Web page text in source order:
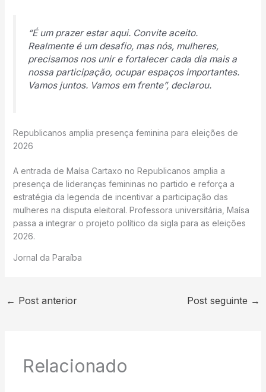
“É um prazer estar aqui. Convite aceito.
Realmente é um desafio, mas nós, mulheres,
precisamos nos unir e fortalecer cada dia mais a
nossa participação, ocupar espaços importantes.
Vamos juntos. Vamos em frente”, declarou.
Republicanos amplia presença feminina para eleições de
2026
A entrada de Maísa Cartaxo no Republicanos amplia a
presença de lideranças femininas no partido e reforça a
estratégia da legenda de incentivar a participação das
mulheres na disputa eleitoral. Professora universitária, Maísa
passa a integrar o projeto político da sigla para as eleições
2026.
Jornal da Paraíba
← Post anterior Post seguinte →
Relacionado